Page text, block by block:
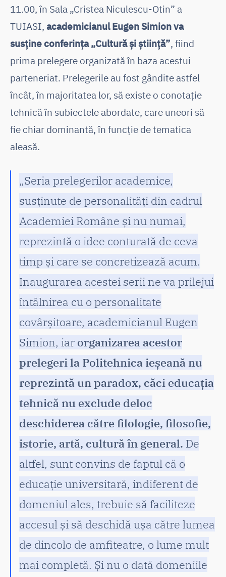
11.00, în Sala „Cristea Niculescu-Otin” a
TUIASI, academicianul Eugen Simion va
susține conferința „Cultură și știință”, fiind
prima prelegere organizată în baza acestui
parteneriat. Prelegerile au fost gândite astfel
încât, în majoritatea lor, să existe o conotație
tehnică în subiectele abordate, care uneori să
fie chiar dominantă, în funcție de tematica
aleasă.
„Seria prelegerilor academice,
susținute de personalități din cadrul
Academiei Române și nu numai,
reprezintă o idee conturată de ceva
timp și care se concretizează acum.
Inaugurarea acestei serii ne va prilejui
întâlnirea cu o personalitate
covârșitoare, academicianul Eugen
Simion, iar organizarea acestor
prelegeri la Politehnica ieșeană nu
reprezintă un paradox, căci educația
tehnică nu exclude deloc
deschiderea către filologie, filosofie,
istorie, artă, cultură în general. De
altfel, sunt convins de faptul că o
educație universitară, indiferent de
domeniul ales, trebuie să faciliteze
accesul și să deschidă ușa către lumea
de dincolo de amfiteatre, o lume mult
mai completă. Și nu o dată domeniile